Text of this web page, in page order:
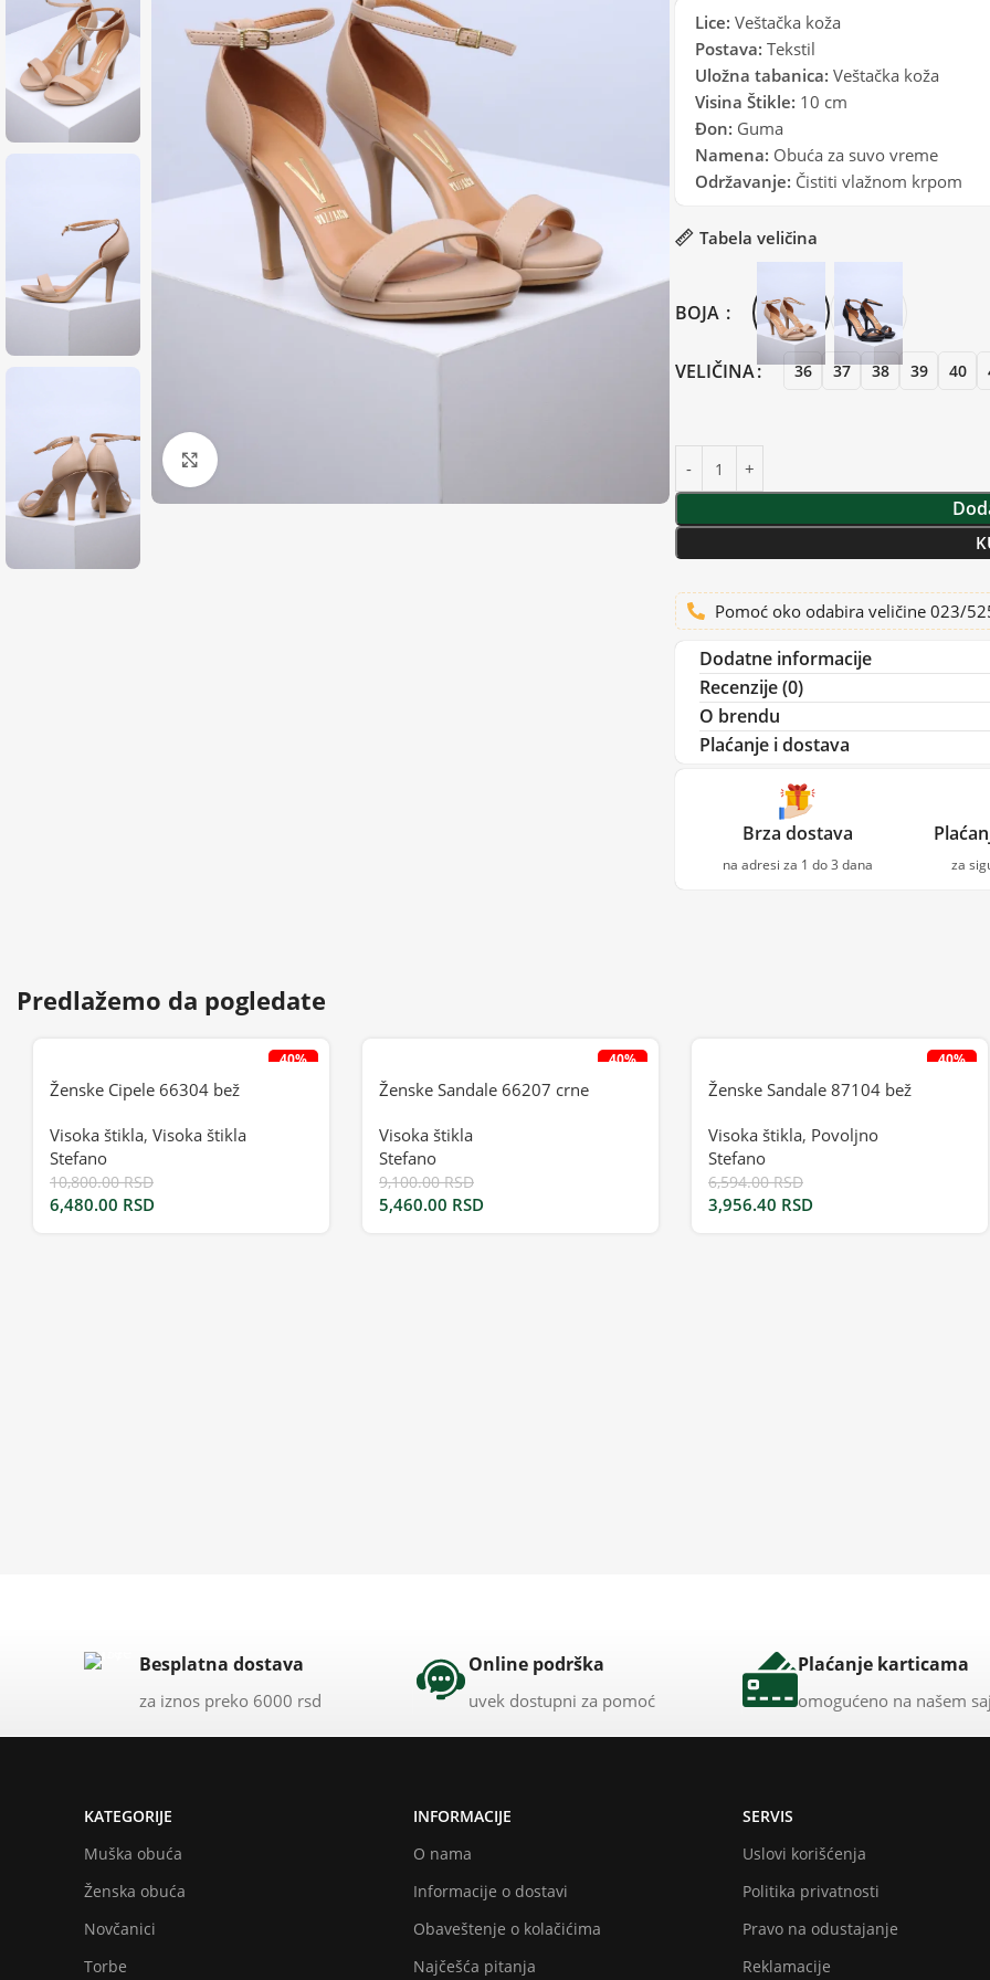
Lice: Veštačka koža
Postava: Tekstil
Uložna tabanica: Veštačka koža
Visina Štikle: 10 cm
Đon: Guma
Namena: Obuća za suvo vreme
Održavanje: Čistiti vlažnom krpom
Tabela veličina
BOJA
VELIČINA 36 37 38 39 40
Pomoć oko odabira veličine 023/
Dodatne informacije
Recenzije (0)
O brendu
Plaćanje i dostava
Brza dostava
na adresi za 1 do 3 dana za
Predlažemo da pogledate
40%
Ženske Cipele 66304 bež
Visoka štikla, Visoka štikla
Stefano
10,800.00RSD
6,480.00 RSD
40%
Ženske Sandale 66207 crne
Visoka štikla
Stefano
9,100.00RSD
5,460.00 RSD
40%
Ženske Sandale 87104 bež
Visoka štikla, Povoljno
Stefano
6,594.00RSD
3,956.40 RSD
Besplatna dostava
za iznos preko 6000 rsd
Online podrška
uvek dostupni za pomoć
Plaćanje karticama
omogućeno na našem
KATEGORIJE
Muška obuća
Ženska obuća
Novčanici
Torbe
INFORMACIJE
O nama
Informacije o dostavi
Obaveštenje o kolačićima
Najčešća pitanja
SERVIS
Uslovi korišćenja
Politika privatnosti
Pravo na odustajanje
Reklamacije